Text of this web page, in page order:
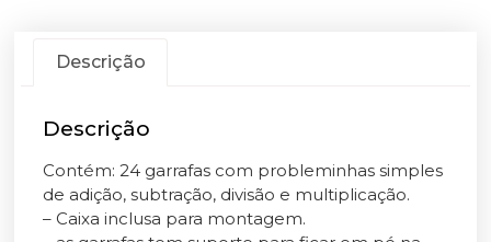
Descrição
Descrição
Contém: 24 garrafas com probleminhas simples
de adição, subtração, divisão e multiplicação.
– Caixa inclusa para montagem.